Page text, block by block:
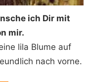
ich Dir mit
mir.
lila Blume auf
nach vorne.